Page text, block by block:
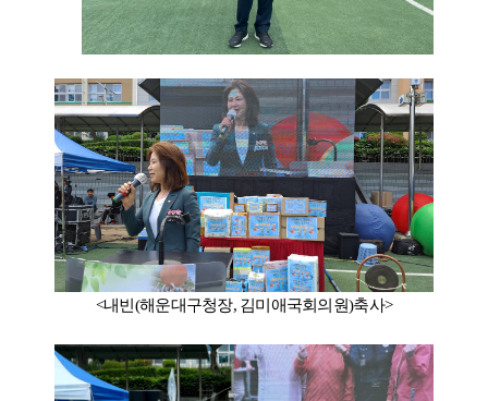
<내빈(해운대구청장, 김미애국회의원)축사>